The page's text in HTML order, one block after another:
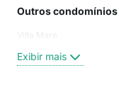
Outros
Villa Mare
Exibir mais